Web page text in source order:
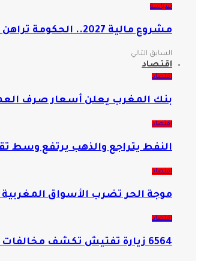
سياسة
مشروع مالية 2027.. الحكومة تراهن على الاستثمار وتعزيز الدولة الاجتماعية
السابق التالي
اقتصاد
اقتصاد
بنك المغرب يعلن أسعار صرف
اقتصاد
النفط يتراجع والذهب يرتفع وسط
اقتصاد
موجة الحر تضرب الأسواق
اقتصاد
6564 زيارة تفتيش تكشف مخالفات تمس الأجور والحماية الاجتماعية